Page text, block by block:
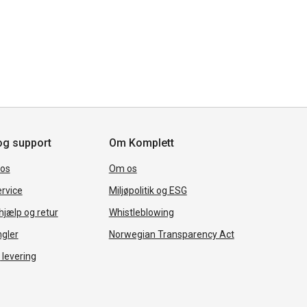
support
og retur
levering
Om Komplett
Om os
Miljøpolitik og ESG
Whistleblowing
Norwegian Transparency Act